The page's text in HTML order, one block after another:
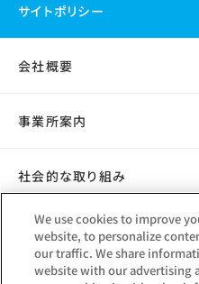
サイトポリシー
会社概要
事業所案内
社会的な取り組み
採用情報
We use cookies to improve
website, to personalize
our traffic. We share
website with our advertising